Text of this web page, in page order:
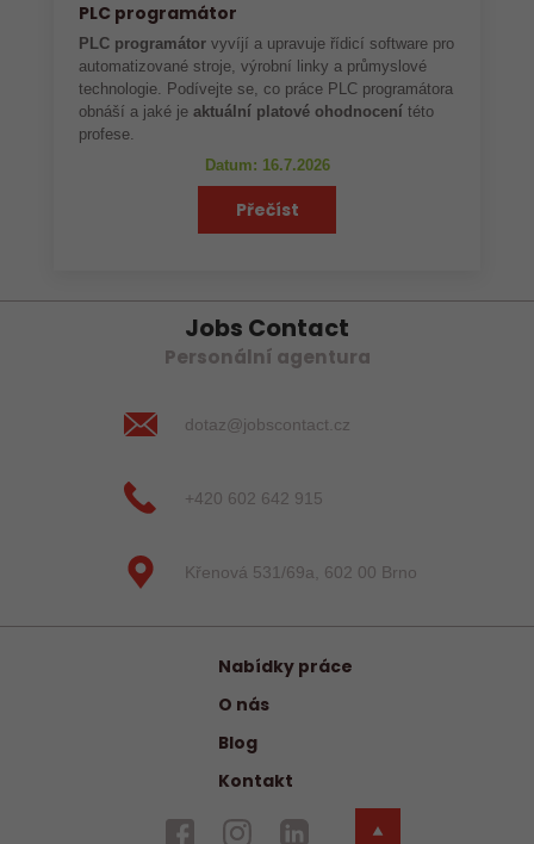
PLC programátor
PLC programátor vyvíjí a upravuje řídicí software pro
automatizované stroje, výrobní linky a průmyslové
technologie. Podívejte se, co práce PLC programátora
obnáší a jaké je aktuální platové ohodnocení této
profese.
Datum: 16.7.2026
Přečíst
Jobs Contact
Personální agentura
dotaz@jobscontact.cz
+420 602 642 915
Křenová 531/69a, 602 00 Brno
Nabídky práce
O nás
Blog
Kontakt